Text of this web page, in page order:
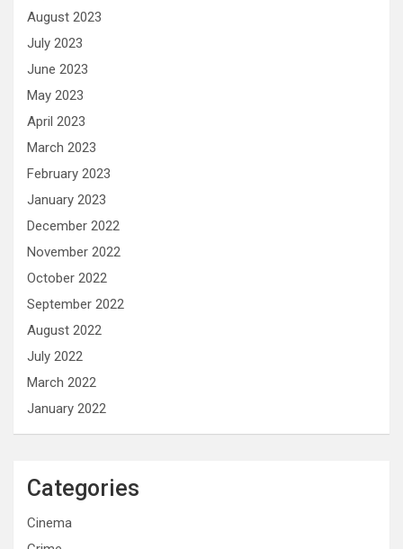
August 2023
July 2023
June 2023
May 2023
April 2023
March 2023
February 2023
January 2023
December 2022
November 2022
October 2022
September 2022
August 2022
July 2022
March 2022
January 2022
Categories
Cinema